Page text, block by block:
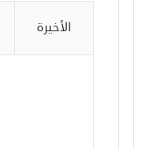
الأخيرة